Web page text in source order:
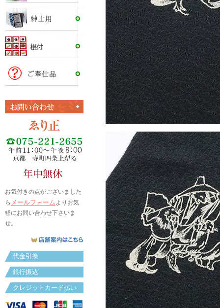
お気付きの点がございました
ら メールフォームよりお気
軽にお問い合わせ下さいま
せ。
代金引換
銀行振込
クレジットカード払い